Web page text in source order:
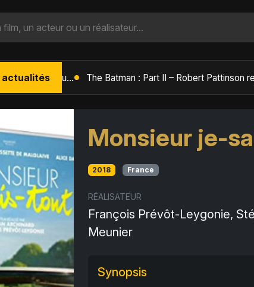
actualités L'Âge de Glace : Le Réveil du Volcan – Manny, Sid et Diego de retour pour une aventure explosive
Monsieur je-
2018 France
RÉALISATEUR
François Prévôt-Leygonie,
Meunier
Synopsis